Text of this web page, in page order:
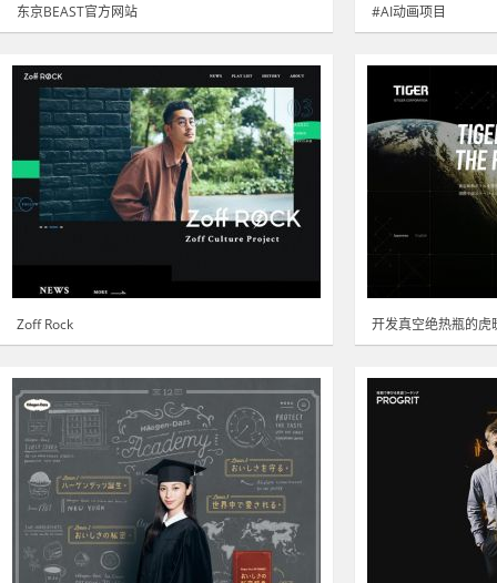
东京BEAST官方网站 #AI动画项目
Zoff Rock 开发真空绝热瓶的